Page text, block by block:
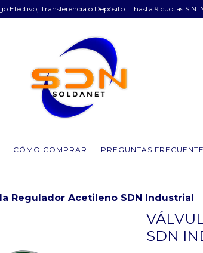
Efectivo, Transferencia o Depósito.... hasta 9 cuotas SIN
CÓMO COMPRAR PREGUNTAS
Regulador Acetileno SDN Industrial
SDN